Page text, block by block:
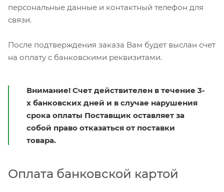
персональные данные и контактный телефон для
связи.
После подтверждения заказа Вам будет выслан счет
на оплату с банковскими реквизитами.
Внимание! Счет действителен в течение 3-
х банковских дней и в случае нарушения
срока оплаты Поставщик оставляет за
собой право отказаться от поставки
товара.
Оплата банковской картой